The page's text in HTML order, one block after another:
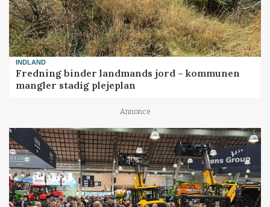
INDLAND
Fredning binder landmands jord – kommunen
mangler stadig plejeplan
Annonce